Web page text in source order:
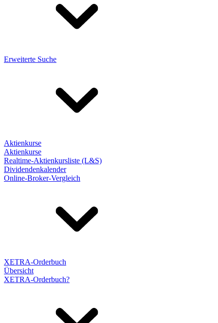
Erweiterte Suche
Aktienkurse
Aktienkurse
Realtime-Aktienkursliste (L&S)
Dividendenkalender
Online-Broker-Vergleich
XETRA-Orderbuch
Übersicht
XETRA-Orderbuch?